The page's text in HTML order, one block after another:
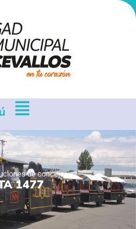
de concejo
1477